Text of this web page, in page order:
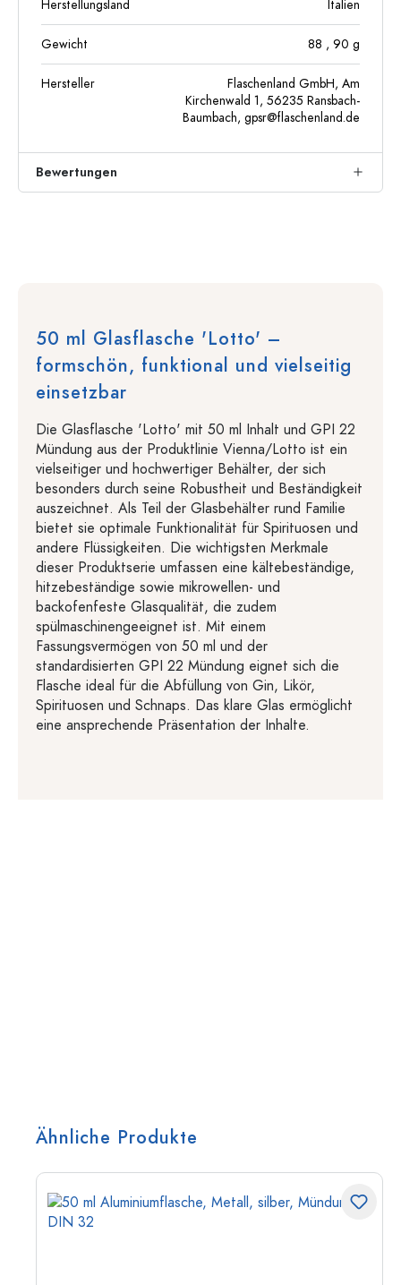
Herstellungsland Italien
Gewicht 88 , 90 g
Hersteller
Flaschenland GmbH, Am
Kirchenwald 1, 56235 Ransbach-
Baumbach, gpsr@flaschenland.de
Bewertungen
50 ml Glasflasche 'Lotto' –
formschön, funktional und vielseitig
einsetzbar
Die Glasflasche 'Lotto' mit 50 ml Inhalt und GPI 22
Mündung aus der Produktlinie Vienna/Lotto ist ein
vielseitiger und hochwertiger Behälter, der sich
besonders durch seine Robustheit und Beständigkeit
auszeichnet. Als Teil der Glasbehälter rund Familie
bietet sie optimale Funktionalität für Spirituosen und
andere Flüssigkeiten. Die wichtigsten Merkmale
dieser Produktserie umfassen eine kältebeständige,
hitzebeständige sowie mikrowellen- und
backofenfeste Glasqualität, die zudem
spülmaschinengeeignet ist. Mit einem
Fassungsvermögen von 50 ml und der
standardisierten GPI 22 Mündung eignet sich die
Flasche ideal für die Abfüllung von Gin, Likör,
Spirituosen und Schnaps. Das klare Glas ermöglicht
eine ansprechende Präsentation der Inhalte.
Ähnliche Produkte